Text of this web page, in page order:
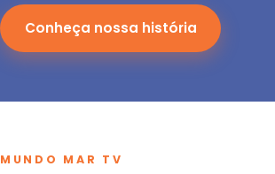
Conheça nossa história
MUNDO MAR TV